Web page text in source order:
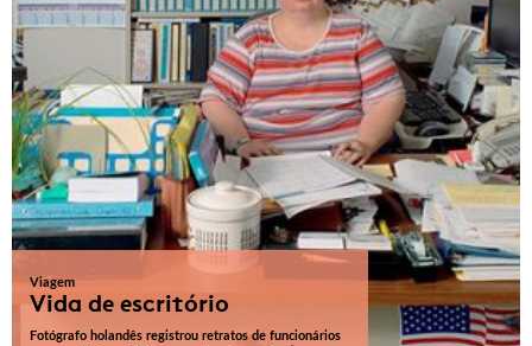
Viagem
Vida de escritório
Fotógrafo holandês registrou retratos de funcionários